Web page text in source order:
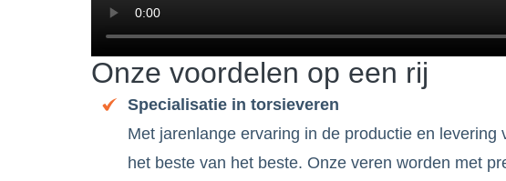
Onze voordelen op een rij
Specialisatie in torsieveren
Met jarenlange ervaring in de productie en levering
het beste van het beste. Onze veren worden met